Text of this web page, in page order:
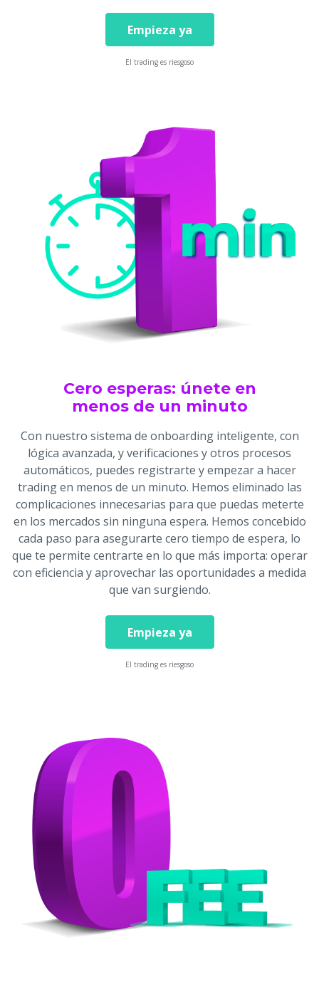
Empieza ya
El trading es riesgoso
Cero esperas: únete en
menos de un minuto
Con nuestro sistema de onboarding inteligente, con
lógica avanzada, y verificaciones y otros procesos
automáticos, puedes registrarte y empezar a hacer
trading en menos de un minuto. Hemos eliminado las
complicaciones innecesarias para que puedas meterte
en los mercados sin ninguna espera. Hemos concebido
cada paso para asegurarte cero tiempo de espera, lo
que te permite centrarte en lo que más importa: operar
con eficiencia y aprovechar las oportunidades a medida
que van surgiendo.
Empieza ya
El trading es riesgoso